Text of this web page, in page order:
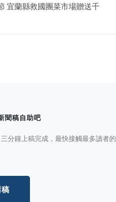
宜蘭縣救國團菜市場贈送千
聞稿自助吧
分鐘上稿完成，最快接觸最多讀者的